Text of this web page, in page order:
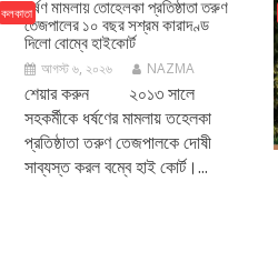
কলকাতাধর্ষণ মামলায় তোহেলকা প্রতিষ্ঠাতা তরুণ
তেজপালের ১০ বছর সশ্রম কারাদণ্ড
দিলো বোম্বে হাইকোর্ট
আগস্ট ৬, ২০২৬ NAZMA
শেয়ার করুন ২০১৩ সালে
সহকর্মীকে ধর্ষণের মামলায় তহেলকা
প্রতিষ্ঠাতা তরুণ তেজপালকে দোষী
সাব্যস্ত করল বম্বে হাই কোর্ট।...